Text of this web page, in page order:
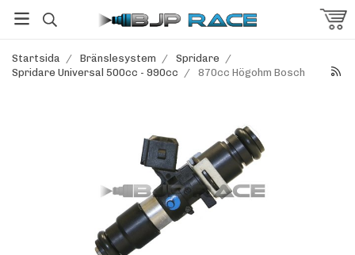
Startsida / Bränslesystem / Spridare /
Spridare Universal 500cc - 990cc / 870cc Högohm Bosch